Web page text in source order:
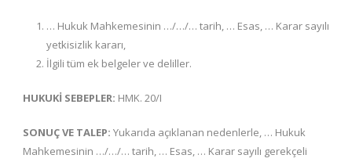
… Hukuk Mahkemesinin …/…/… tarih, … Esas, … Karar sayılı
yetkisizlik kararı,
İlgili tüm ek belgeler ve deliller.
HUKUKİ SEBEPLER: HMK. 20/I
SONUÇ VE TALEP: Yukarıda açıklanan nedenlerle, … Hukuk
Mahkemesinin …/…/… tarih, … Esas, … Karar sayılı gerekçeli